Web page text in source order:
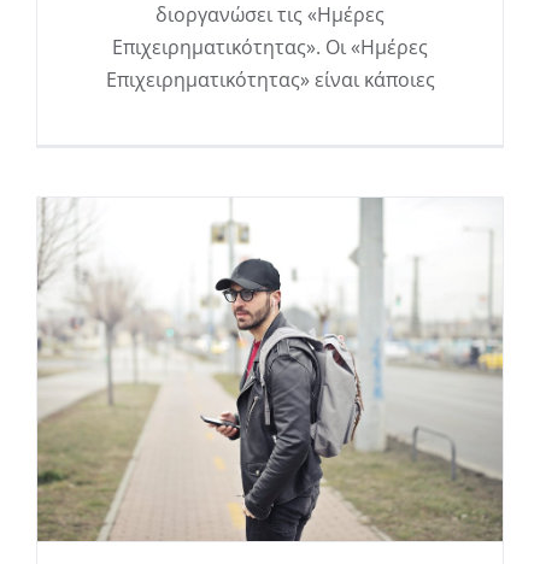
διοργανώσει τις «Ημέρες
Επιχειρηματικότητας». Οι «Ημέρες
Επιχειρηματικότητας» είναι κάποιες